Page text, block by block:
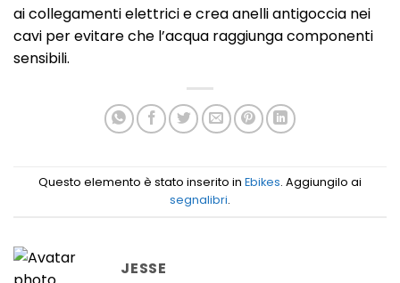
ai collegamenti elettrici e crea anelli antigoccia nei
cavi per evitare che l’acqua raggiunga componenti
sensibili.
Questo elemento è stato inserito in Ebikes. Aggiungilo ai
segnalibri.
JESSE